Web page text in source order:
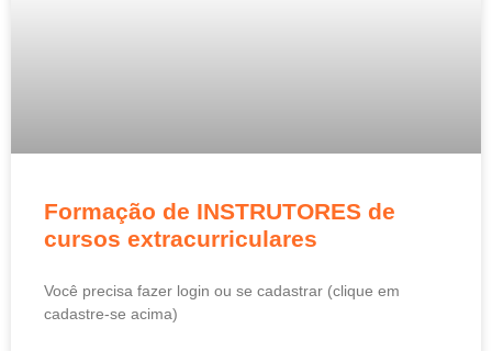
Formação de INSTRUTORES de
cursos extracurriculares
Você precisa fazer login ou se cadastrar (clique em
cadastre-se acima)